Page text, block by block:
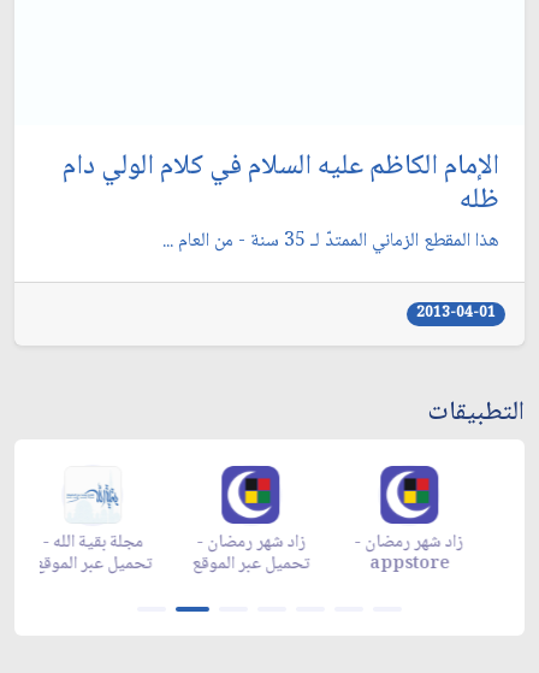
الإمام الكاظم عليه السلام في كلام الولي دام
ظله
هذا المقطع الزماني الممتدّ لـ 35 سنة - من العام ...
2013-04-01
التطبيقات
زاد شهر رمضان -
تحميل عبر الموقع
زاد شهر رمضان -
appstore
زاد شهر رمضان -
appgallery